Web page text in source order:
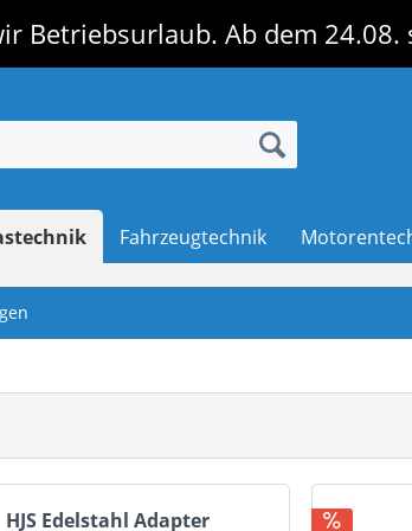
Betriebsurlaub. Ab dem
Fahrzeugtechnik
HJS Edelstahl Adapter